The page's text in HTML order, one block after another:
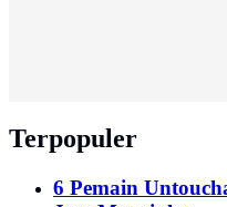
Terpopuler
6 Pemain